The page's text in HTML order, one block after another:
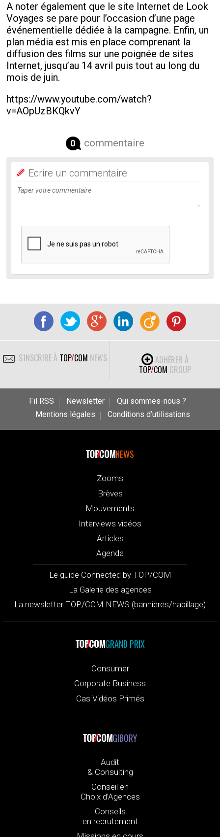
A noter également que le site Internet de Look
Voyages se pare pour l’occasion d’une page
événementielle dédiée à la campagne. Enfin, un
plan média est mis en place comprenant la
diffusion des films sur une poignée de sites
Internet, jusqu’au 14 avril puis tout au long du
mois de juin.
https://www.youtube.com/watch?
v=AOpUzBKQkvY
0 commentaire
Ecrire un commentaire
S'INSCRIRE À TOP/COM NEWS
ADHÉRER À
TOP/COM GROUP
Fil RSS Newsletter
Qui sommes-nous ?
Mentions légales
Conditions d’utilisations
NEWS
Zooms
Brèves
Mouvements
Interviews vidéos
Articles
Agenda
Le guide Connected by TOP/COM
La Galerie des agences
La newsletter TOP/COM NEWS (bannières/habillage)
GRAND PRIX
Consumer
Corporate Business
Cas Vidéos Primés
GIBORY
Audit
& Consulting
Conseil en
Choix d’Agences
Conseils
en recrutement